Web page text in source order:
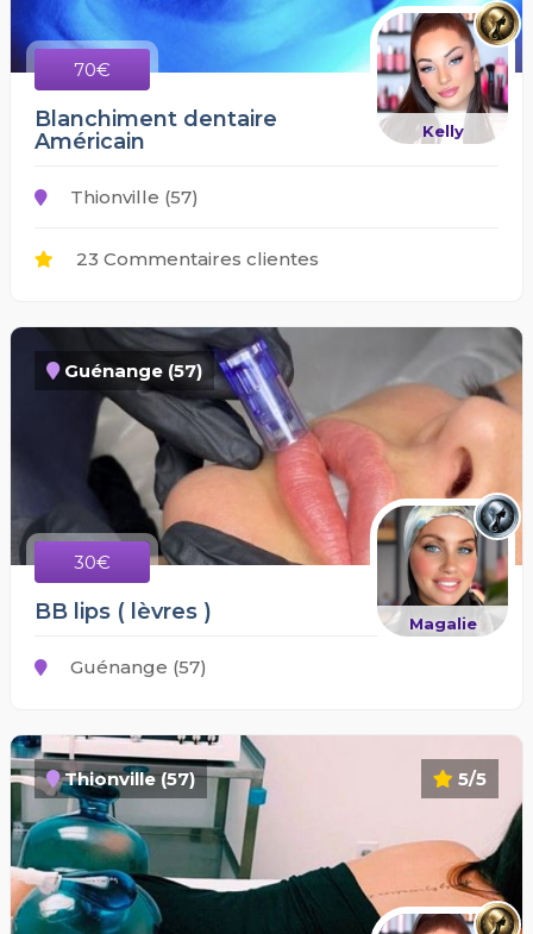
70€
Kelly
Blanchiment dentaire
Américain
Thionville (57)
23 Commentaires clientes
Guénange (57)
30€
Magalie
BB lips ( lèvres )
Guénange (57)
5/5
Thionville (57)